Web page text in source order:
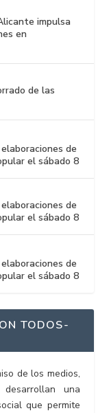
impulsa
en
de las
de
el sábado 8
de
el sábado 8
de
el sábado 8
TODOS-
de los medios,
una
que permite